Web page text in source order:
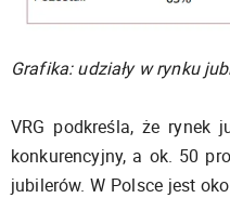
Grafika: udziały w rynku
VRG podkreśla, że rynek
konkurencyjny, a ok. 50
jubilerów. W Polsce jest